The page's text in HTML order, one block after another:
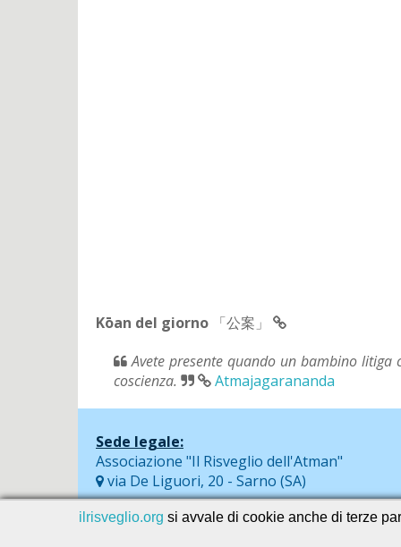
Kōan del giorno 「公案」
Avete presente quando un bambino litiga
coscienza.
Atmajagarananda
Sede legale:
Associazione "Il Risveglio dell'Atman"
via De Liguori, 20 - Sarno (SA)
ilrisveglio.org si avvale di cookie anche di terze